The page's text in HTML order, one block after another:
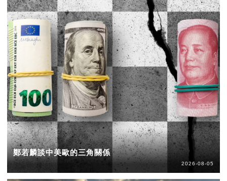
鄭若麟談中美歐的三角關係
2026-08-05